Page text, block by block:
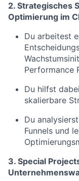
2. Strategisches
Optimierung im
Du arbeitest
Performance
Du hilfst
skalierbare
Du
Funnels und
3. Special